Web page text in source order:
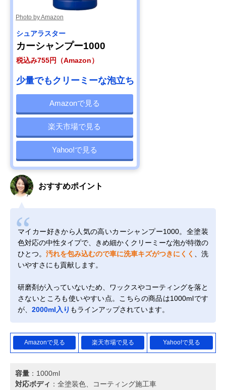
Photo by Amazon
シュアラスター
カーシャンプー1000
税込み755円（Amazon）
少量でもクリーミーな泡立ち
Amazonで見る
楽天市場で見る
Yahoo!で見る
おすすめポイント
マイカー好きから人気の高いカーシャンプー1000。全塗装
色対応の中性タイプで、きめ細かくクリーミーな泡が特徴の
ひとつ。 汚れを包み込むので車に洗車キズがつきにくく
、洗
いやすさにも貢献します。
研磨剤が入っていないため、ワックスやコーティングを落と
さないところも使いやすい点。こちらの商品は1000mlです
が、 2000ml入り もラインアップされています。
Amazonで見る 楽天市場で見る Yahoo!で見る
容量 ：1000ml
対応ボディ ：全塗装色、コーティング施工車